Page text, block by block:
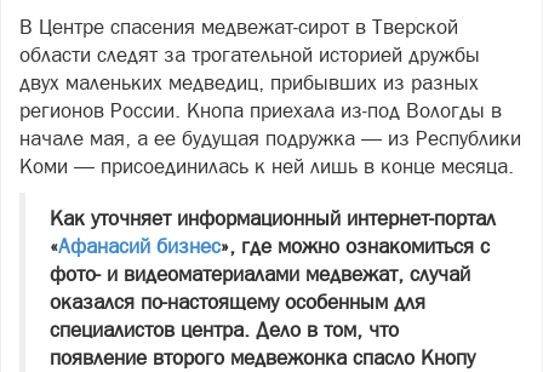
В Центре спасения медвежат‑сирот в Тверской
области следят за трогательной историей дружбы
двух маленьких медведиц, прибывших из разных
регионов России. Кнопа приехала из‑под Вологды в
начале мая, а ее будущая подружка — из Республики
Коми — присоединилась к ней лишь в конце месяца.
Как уточняет информационный интернет-портал
«Афанасий бизнес», где можно ознакомиться с
фото- и видеоматериалами медвежат, случай
оказался по-настоящему особенным для
специалистов центра. Дело в том, что
появление второго медвежонка спасло Кнопу